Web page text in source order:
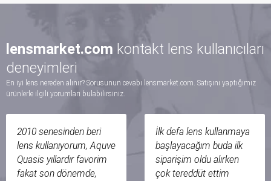
lensmarket.com kontakt lens kullanıcıları
deneyimleri
En iyi lens nereden alınır? Sorusunun cevabı lensmarket.com. Satışını yaptığımız
ürünlerle ilgili yorumları bulabilirsiniz.
2010 senesinden beri
lens kullanıyorum, Aquve
Quasis yıllardır favorim
fakat son dönemde,
İlk defa lens kullanmaya
başlayacağım buda ilk
siparişim oldu alırken
çok tereddüt ettim